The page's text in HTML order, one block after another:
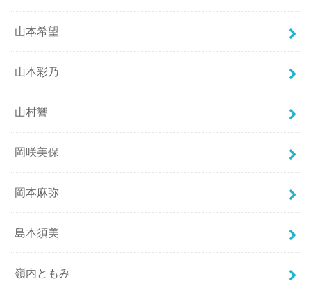
山本希望
山本彩乃
山村響
岡咲美保
岡本麻弥
島本須美
嶺内ともみ